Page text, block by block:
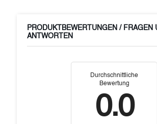
PRODUKTBEWERTUNGEN / FRAGEN
ANTWORTEN
Durchschnittliche
Bewertung
0.0